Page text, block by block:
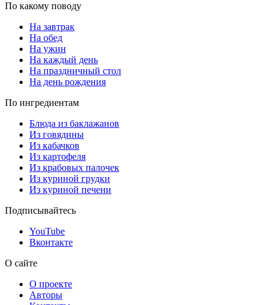
По какому поводу
На завтрак
На обед
На ужин
На каждый день
На праздничный стол
На день рождения
По ингредиентам
Блюда из баклажанов
Из говядины
Из кабачков
Из картофеля
Из крабовых палочек
Из куриной грудки
Из куриной печени
Подписывайтесь
YouTube
Вконтакте
О сайте
О проекте
Авторы